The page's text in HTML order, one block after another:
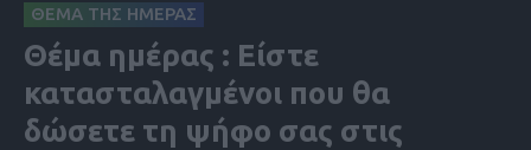
ΑΓΩΝ
ΘΕΜΑ ΤΗΣ ΗΜΕΡΑΣ
Θέμα ημέρας : Είστε
κατασταλαγμένοι που θα
δώσετε τη ψήφο σας στις